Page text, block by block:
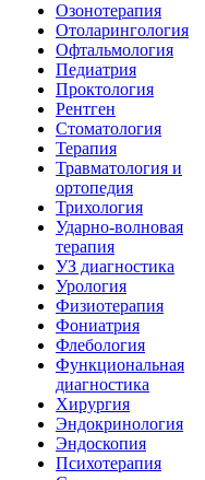
Озонотерапия
Отоларингология
Офтальмология
Педиатрия
Проктология
Рентген
Стоматология
Терапия
Травматология и
ортопедия
Трихология
Ударно-волновая
терапия
УЗ диагностика
Урология
Физиотерапия
Фониатрия
Флебология
Функциональная
диагностика
Хирургия
Эндокринология
Эндоскопия
Психотерапия